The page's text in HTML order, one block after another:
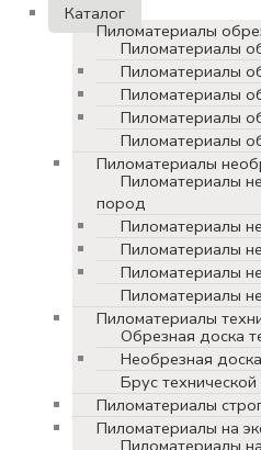
Каталог
Пиломатериалы
Пиломатериалы
Пиломатериалы
Пиломатериалы
Пиломатериалы
Пиломатериалы
Пиломатериалы
Пиломатериалы
пород
Пиломатериалы
Пиломатериалы
Пиломатериалы
Пиломатериалы
Пиломатериалы
Обрезная доска
Необрезная
Брус
Пиломатериалы
Пиломатериалы на
Пиломатериалы